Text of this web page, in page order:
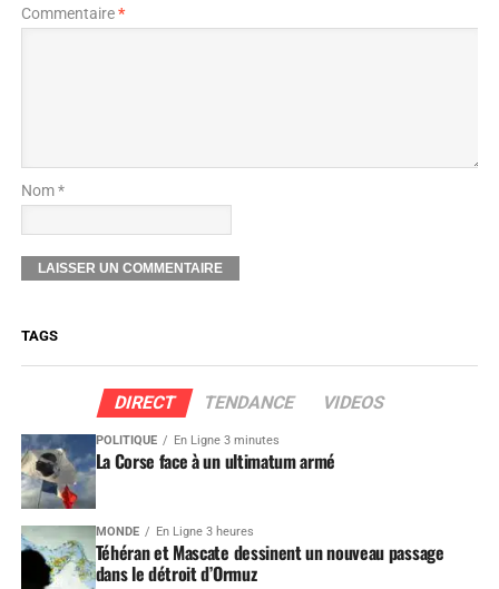
Commentaire*
Nom *
TAGS
DIRECT TENDANCE VIDEOS
POLITIQUE En Ligne 3 minutes
La Corse face à un ultimatum armé
MONDE En Ligne 3 heures
Téhéran et Mascate dessinent un nouveau passage
dans le détroit d’Ormuz